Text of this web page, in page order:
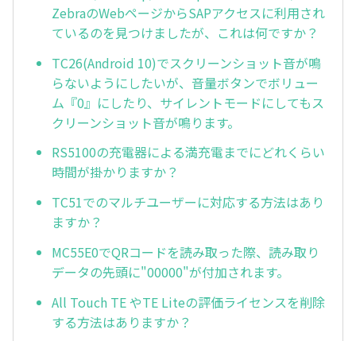
ZebraのWebページからSAPアクセスに利用され
ているのを見つけましたが、これは何ですか？
TC26(Android 10)でスクリーンショット音が鳴
らないようにしたいが、音量ボタンでボリュー
ム『0』にしたり、サイレントモードにしてもス
クリーンショット音が鳴ります。
RS5100の充電器による満充電までにどれくらい
時間が掛かりますか？
TC51でのマルチユーザーに対応する方法はあり
ますか？
MC55E0でQRコードを読み取った際、読み取り
データの先頭に"00000"が付加されます。
All Touch TE やTE Liteの評価ライセンスを削除
する方法はありますか？